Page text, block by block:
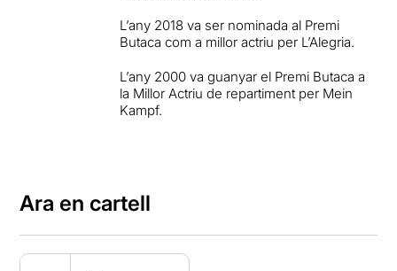
L’any 2018 va ser nominada al Premi
Butaca com a millor actriu per L’Alegria.
L’any 2000 va guanyar el Premi Butaca a
la Millor Actriu de repartiment per Mein
Kampf.
Ara en cartell